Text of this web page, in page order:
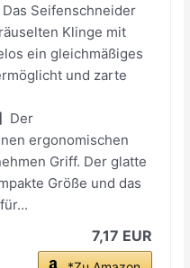
Das Seifenschneider
Klinge mit
ein gleichmäßiges
und zarte
Der
ergonomischen
Griff. Der glatte
Größe und das
7,17 EUR